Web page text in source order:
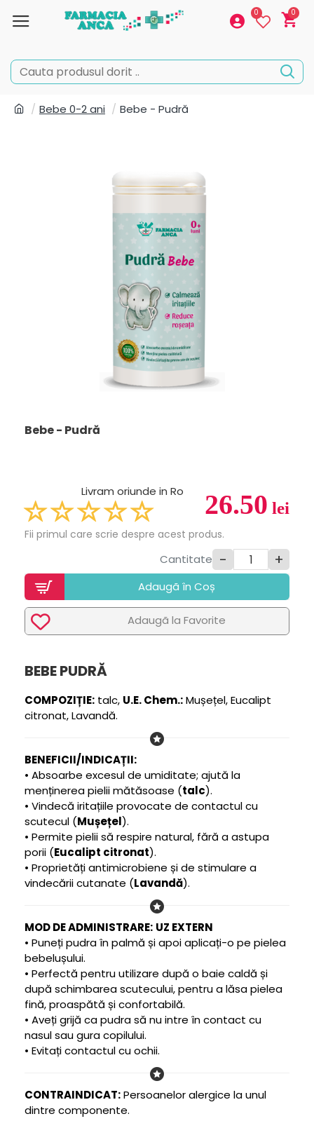
0 0
Bebe 0-2 ani Bebe - Pudră
Bebe - Pudră
26.50 lei
Livram oriunde in Ro
Fii primul care scrie despre acest produs.
Cantitate - +
Adaugã în Coș
Adaugã la Favorite
BEBE PUDRĂ
COMPOZIȚIE: talc, U.E. Chem.:Mușețel, Eucalipt
citronat, Lavandă.
BENEFICII/INDICAȚII:
• Absoarbe excesul de umiditate; ajută la
menținerea pielii mătăsoase (talc).
• Vindecă iritațiile provocate de contactul cu
scutecul (Mușețel).
• Permite pielii să respire natural, fără a astupa
porii (Eucalipt citronat).
• Proprietăți antimicrobiene și de stimulare a
vindecării cutanate (Lavandă).
MOD DE ADMINISTRARE: UZ EXTERN
• Puneți pudra în palmă și apoi aplicați-o pe pielea
bebelușului.
• Perfectă pentru utilizare după o baie caldă și
după schimbarea scutecului, pentru a lăsa pielea
fină, proaspătă și confortabilă.
• Aveți grijă ca pudra să nu intre în contact cu
nasul sau gura copilului.
• Evitați contactul cu ochii.
CONTRAINDICAT:Persoanelor alergice la unul
dintre componente.